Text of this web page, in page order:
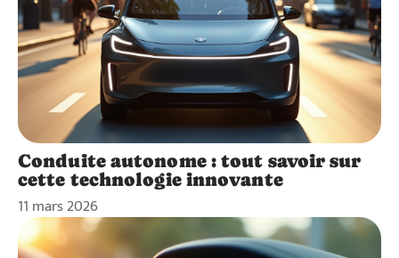
Conduite autonome : tout savoir sur
cette technologie innovante
11 mars 2026